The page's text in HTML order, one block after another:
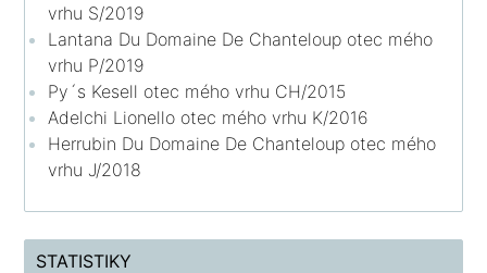
vrhu S/2019
Lantana Du Domaine De Chanteloup otec mého
vrhu P/2019
Py´s Kesell otec mého vrhu CH/2015
Adelchi Lionello otec mého vrhu K/2016
Herrubin Du Domaine De Chanteloup otec mého
vrhu J/2018
STATISTIKY